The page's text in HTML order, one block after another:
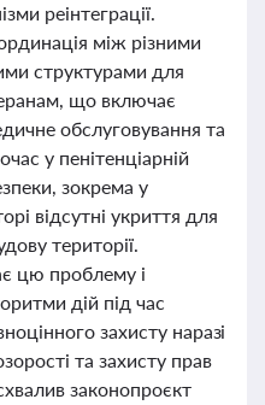
реінтеграції.
між різними
структурами для
що включає
обслуговування та
у пенітенціарній
зокрема у
відсутні укриття для
території.
цю проблему і
дій під час
захисту наразі
та захисту прав
законопроєкт